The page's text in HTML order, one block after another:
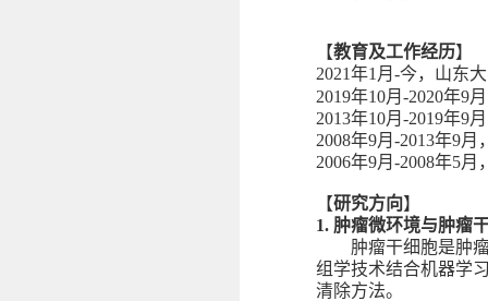
【教育及工作经历】
2021年1 月 -今，山东
2019年10月 -2020年9
2013年10月 -2019年9
2008年9月 -2013年9月
2006年9月 -2008年5月
【研究方向】
1. 肿瘤微环境与肿瘤
肿瘤干细胞是肿
组学技术结合机器学
清除方法。